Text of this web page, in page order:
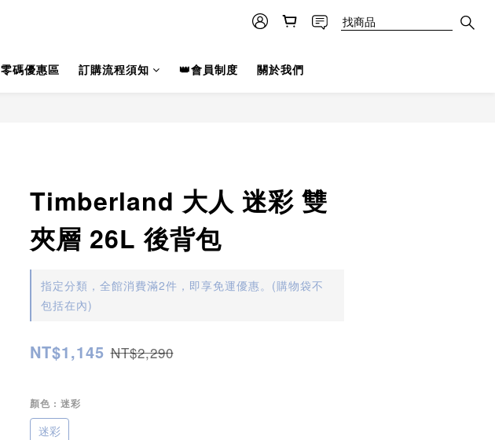
零碼優惠區 訂購流程須知 👑會員制度 關於我們
Timberland 大人 迷彩 雙
夾層 26L 後背包
指定分類，全館消費滿2件，即享免運優惠。(購物袋不
包括在內)
NT$1,145 NT$2,290
顏色 : 迷彩
迷彩